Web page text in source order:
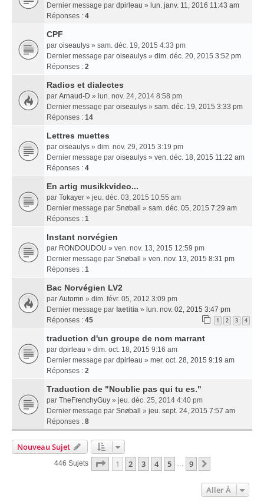
Dernier message par dpirleau » lun. janv. 11, 2016 11:43 am
Réponses : 4
CPF
par oiseaulys » sam. déc. 19, 2015 4:33 pm
Dernier message par oiseaulys » dim. déc. 20, 2015 3:52 pm
Réponses : 2
Radios et dialectes
par Arnaud-D » lun. nov. 24, 2014 8:58 pm
Dernier message par oiseaulys » sam. déc. 19, 2015 3:33 pm
Réponses : 14
Lettres muettes
par oiseaulys » dim. nov. 29, 2015 3:19 pm
Dernier message par oiseaulys » ven. déc. 18, 2015 11:22 am
Réponses : 4
En artig musikkvideo...
par Tokayer » jeu. déc. 03, 2015 10:55 am
Dernier message par Snøball » sam. déc. 05, 2015 7:29 am
Réponses : 1
Instant norvégien
par RONDOUDOU » ven. nov. 13, 2015 12:59 pm
Dernier message par Snøball » ven. nov. 13, 2015 8:31 pm
Réponses : 1
Bac Norvégien LV2
par Automn » dim. févr. 05, 2012 3:09 pm
Dernier message par laetitia » lun. nov. 02, 2015 3:47 pm
Réponses : 45 1 2 3 4
traduction d'un groupe de nom marrant
par dpirleau » dim. oct. 18, 2015 9:16 am
Dernier message par dpirleau » mer. oct. 28, 2015 9:19 am
Réponses : 2
Traduction de "Noublie pas qui tu es."
par TheFrenchyGuy » jeu. déc. 25, 2014 4:40 pm
Dernier message par Snøball » jeu. sept. 24, 2015 7:57 am
Réponses : 8
Nouveau Sujet
446 Sujets Page 1Sur9
1 2 3 4 5 … 9
Aller À